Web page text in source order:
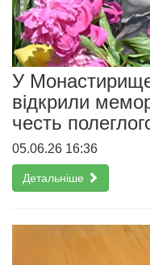
У
відкрили
честь
05.06.26 16:36
Детальніше